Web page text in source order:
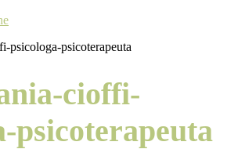
psicologa-psicoterapeuta
cioffi-
psicoterapeuta